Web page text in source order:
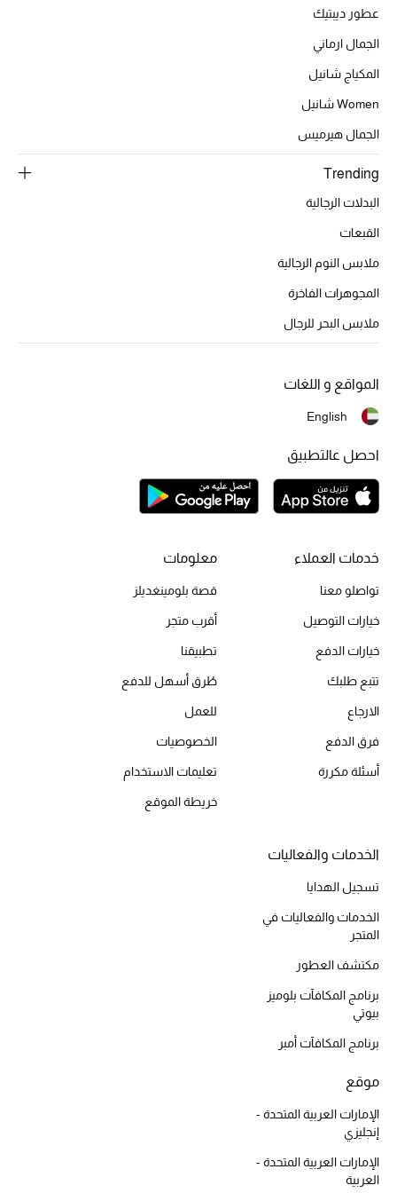
الموسم الجديد
دليل ملتزمات الحقائب
حقائب رجالية
أبرز المصممين
تسوقوا الحقائب
الأحذية
تشكيلة الأحذية
الأحذية الرجالية
أحذية للأطفال
أبرز المصممين
جميع مستحضرات الجمال
الجديد في عالم الجمال
الأكثر مبيعاً
العطور
مكتشف العطور
عطور ديبتيك
الجمال ارماني
المكياج شانيل
Women شانيل
الجمال هيرميس
Trending
البدلات الرجالية
القبعات
ملابس النوم الرجالية
المجوهرات الفاخرة
ملابس البحر للرجال
خدمات العملاء
تواصلو معنا
خيارات التوصيل
خيارات الدفع
تتبع طلبك
الارجاع
فرق الدفع
أسئلة مكررة
معلومات
قصة بلومينغديلز
أقرب متجر
تطبيقنا
طُرق أسهل للدفع
للعمل
الخصوصيات
تعليمات الاستخدام
خريطة الموقع
الخدمات والفعاليات
تسجيل الهدايا
الخدمات والفعاليات في
المتجر
مكتشف العطور
برنامج المكافآت بلوميز
بيوتي
برنامج المكافآت أمبر
موقع
الإمارات العربية المتحدة -
إنجليزي
الإمارات العربية المتحدة -
العربية
المواقع و اللغات
English
احصل عالتطبيق